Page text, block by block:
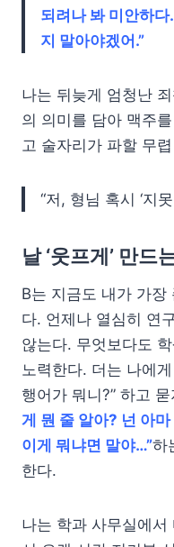
되려나 봐 미안하
지 말아야겠어.”
나는 뒤늦게 엄청난
의 의미를 담아 맥주
고 술자리가 파할 무
“저, 형님 혹시 ‘지
날 ‘웃프게’ 만드
B는 지금도 내가 가장
다. 언제나 열심히 연
않는다. 무엇보다도
노력한다. 더는 나에
행어가 뭐니?” 하고
게 뭔 줄 알아? 넌 아
이게 뭐냐면 말야…”하
한다.
나는 학과 사무실에